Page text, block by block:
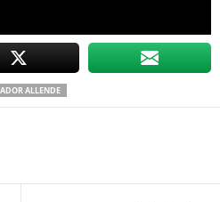
ALLENDE